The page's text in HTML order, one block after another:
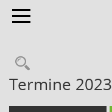
Toggle navigation
Termine 2023